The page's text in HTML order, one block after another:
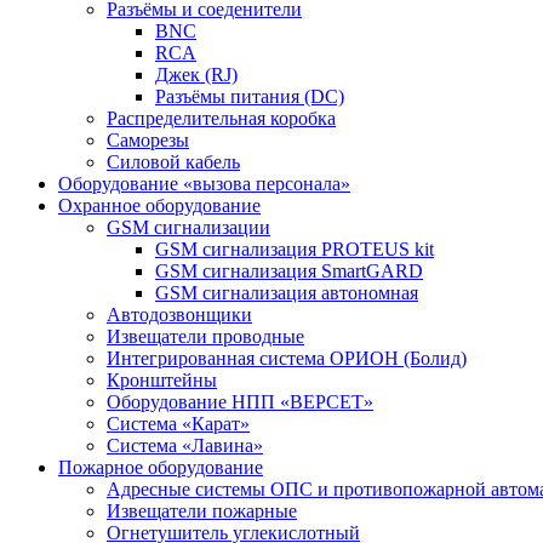
Разъёмы и соеденители
BNC
RCA
Джек (RJ)
Разъёмы питания (DC)
Распределительная коробка
Саморезы
Силовой кабель
Оборудование «вызова персонала»
Охранное оборудование
GSM сигнализации
GSM сигнализация PROTEUS kit
GSM сигнализация SmartGARD
GSM сигнализация автономная
Автодозвонщики
Извещатели проводные
Интегрированная система ОРИОН (Болид)
Кронштейны
Оборудование НПП «ВЕРСЕТ»
Система «Карат»
Система «Лавина»
Пожарное оборудование
Адресные системы ОПС и противопожарной
Извещатели пожарные
Огнетушитель углекислотный